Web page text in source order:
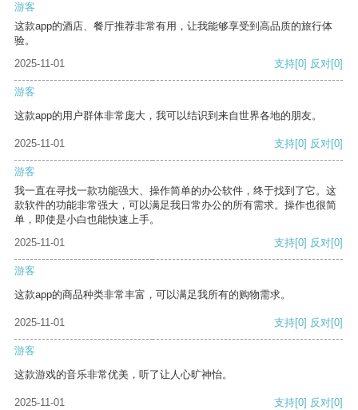
游客
这款app的酒店、餐厅推荐非常有用，让我能够享受到高品质的旅行体
验。
2025-11-01
支持[0] 反对[0]
游客
这款app的用户群体非常庞大，我可以结识到来自世界各地的朋友。
2025-11-01 支持[0] 反对[0]
游客
我一直在寻找一款功能强大、操作简单的办公软件，终于找到了它。这
款软件的功能非常强大，可以满足我日常办公的所有需求。操作也很简
单，即使是小白也能快速上手。
2025-11-01
支持[0] 反对[0]
游客
这款app的商品种类非常丰富，可以满足我所有的购物需求。
2025-11-01 支持[0] 反对[0]
游客
这款游戏的音乐非常优美，听了让人心旷神怡。
2025-11-01 支持[0] 反对[0]